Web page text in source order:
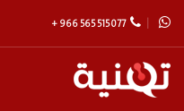
+ 966 565 515 077